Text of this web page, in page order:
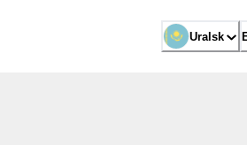
Uralsk
Uralsk
зала, пришла